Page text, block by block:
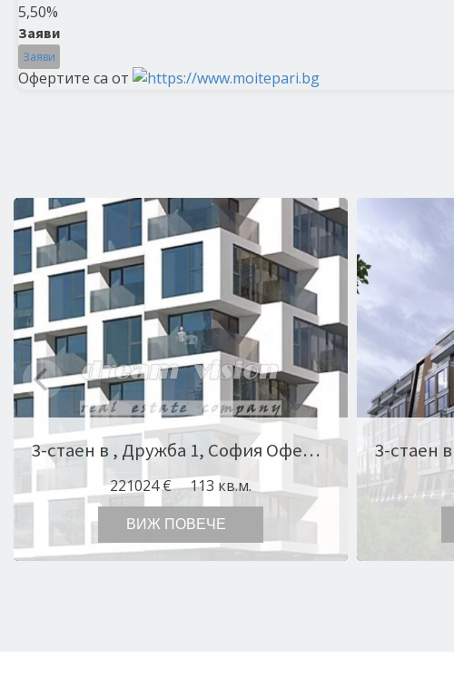
5,50%
Заяви
Заяви
Офертите са от
3-стаен в , Дружба 1, София Оферта № 11058
221024 € 113 кв.м.
ВИЖ ПОВЕЧЕ